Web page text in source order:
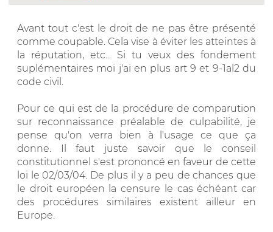
Avant tout c'est le droit de ne pas être présenté
comme coupable. Cela vise à éviter les atteintes à
la réputation, etc... Si tu veux des fondement
suplémentaires moi j'ai en plus art 9 et 9-1al2 du
code civil.
Pour ce qui est de la procédure de comparution
sur reconnaissance préalable de culpabilité, je
pense qu'on verra bien à l'usage ce que ça
donne. Il faut juste savoir que le conseil
constitutionnel s'est prononcé en faveur de cette
loi le 02/03/04. De plus il y a peu de chances que
le droit européen la censure le cas échéant car
des procédures similaires existent ailleur en
Europe.